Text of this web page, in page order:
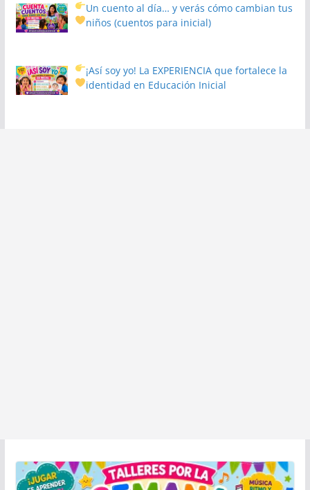
Un cuento al día… y verás cómo cambian tus
niños(cuentos para inicial)
¡Así soy yo! La EXPERIENCIA que fortalece la
identidad en Educación Inicial